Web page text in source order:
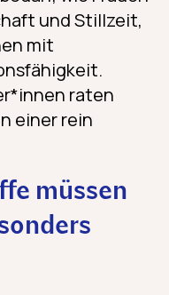
und Stillzeit,
mit
raten
einer rein
müssen